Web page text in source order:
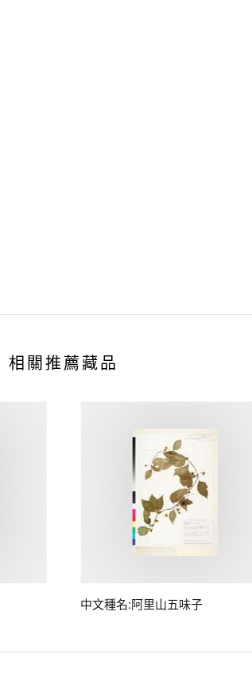
相關推薦藏品
中文種名:阿里山五味子